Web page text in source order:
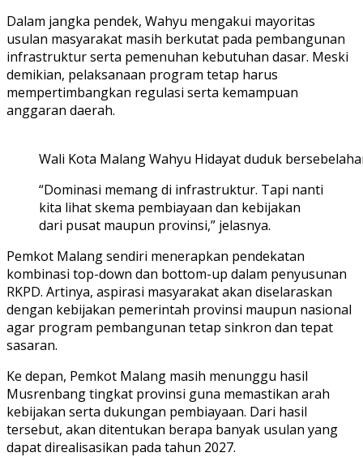
Dalam jangka pendek, Wahyu mengakui mayoritas
usulan masyarakat masih berkutat pada pembangunan
infrastruktur serta pemenuhan kebutuhan dasar. Meski
demikian, pelaksanaan program tetap harus
mempertimbangkan regulasi serta kemampuan
anggaran daerah.
Wali Kota Malang Wahyu Hidayat duduk
“Dominasi memang di infrastruktur. Tapi nanti
kita lihat skema pembiayaan dan kebijakan
dari pusat maupun provinsi,” jelasnya.
Pemkot Malang sendiri menerapkan pendekatan
kombinasi top-down dan bottom-up dalam penyusunan
RKPD. Artinya, aspirasi masyarakat akan diselaraskan
dengan kebijakan pemerintah provinsi maupun nasional
agar program pembangunan tetap sinkron dan tepat
sasaran.
Ke depan, Pemkot Malang masih menunggu hasil
Musrenbang tingkat provinsi guna memastikan arah
kebijakan serta dukungan pembiayaan. Dari hasil
tersebut, akan ditentukan berapa banyak usulan yang
dapat direalisasikan pada tahun 2027.